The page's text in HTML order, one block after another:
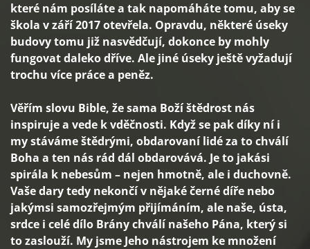
které nám posíláte a tak napomáháte tomu, aby se
škola v září 2017 otevřela. Opravdu, některé úseky
budovy tomu již nasvědčují, dokonce by mohly
fungovat daleko dříve. Ale jiné úseky ještě vyžadují
trochu více práce a peněz.
Věřím slovu Bible, že sama Boží štědrost nás
inspiruje a vede k vděčnosti. Když se pak díky ní i
my stáváme štědrými, obdarovaní lidé za to chválí
Boha a ten nás rád dál obdarovává. Je to jakási
spirála k nebesům – nejen hmotně, ale i duchovně.
Vaše dary tedy nekončí v nějaké černé díře nebo
jakýmsi samozřejmým přijímáním, ale naše, ústa,
srdce i celé dílo Brány chválí našeho Pána, který si
to zaslouží. My jsme Jeho nástrojem ke množení